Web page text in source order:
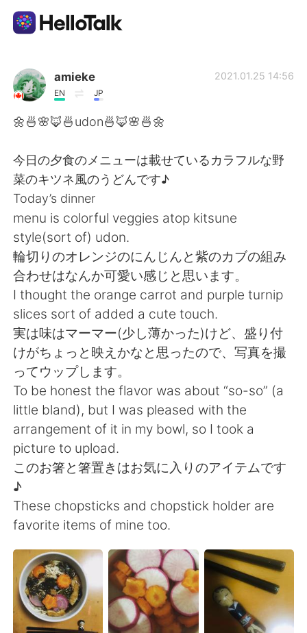
Aplikasi Pertukaran Bahasa
AI Grammar Checker
English
繁體中文
العربية Français
Deutsch 日本語
한국어 Русский
ไทย
Türkçe Tiếng Việt
Português
amieke
EN JP
2021.01.25 14:56
🌼🍜🌸🦊🍜udon🍜🦊🌸🍜🌼
今日の夕食のメニューは載せているカラフルな野
菜のキツネ風のうどんです♪
Today’s dinner
menu is colorful veggies atop kitsune
style(sort of) udon.
輪切りのオレンジのにんじんと紫のカブの組み
合わせはなんか可愛い感じと思います。
I thought the orange carrot and purple turnip
slices sort of added a cute touch.
実は味はマーマー(少し薄かった)けど、盛り付
けがちょっと映えかなと思ったので、写真を撮
ってウップします。
To be honest the flavor was about “so-so” (a
little bland), but I was pleased with the
arrangement of it in my bowl, so I took a
picture to upload.
このお箸と箸置きはお気に入りのアイテムです
♪
These chopsticks and chopstick holder are
favorite items of mine too.